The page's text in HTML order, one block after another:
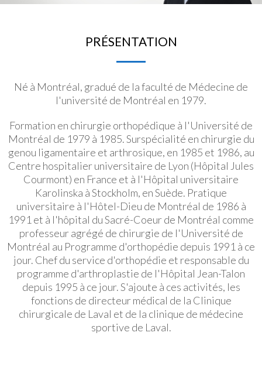
PRÉSENTATION
Né à Montréal, gradué de la faculté de Médecine de
l'université de Montréal en 1979.
Formation en chirurgie orthopédique à l'Université de
Montréal de 1979 à 1985. Surspécialité en chirurgie du
genou ligamentaire et arthrosique, en 1985 et 1986, au
Centre hospitalier universitaire de Lyon (Hôpital Jules
Courmont) en France et à l'Hôpital universitaire
Karolinska à Stockholm, en Suède. Pratique
universitaire à l'Hôtel-Dieu de Montréal de 1986 à
1991 et à l'hôpital du Sacré-Coeur de Montréal comme
professeur agrégé de chirurgie de l'Université de
Montréal au Programme d'orthopédie depuis 1991 à ce
jour. Chef du service d'orthopédie et responsable du
programme d'arthroplastie de l'Hôpital Jean-Talon
depuis 1995 à ce jour. S'ajoute à ces activités, les
fonctions de directeur médical de la Clinique
chirurgicale de Laval et de la clinique de médecine
sportive de Laval.